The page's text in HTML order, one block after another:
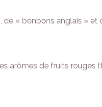
de « bonbons anglais » et
arômes de fruits rouges